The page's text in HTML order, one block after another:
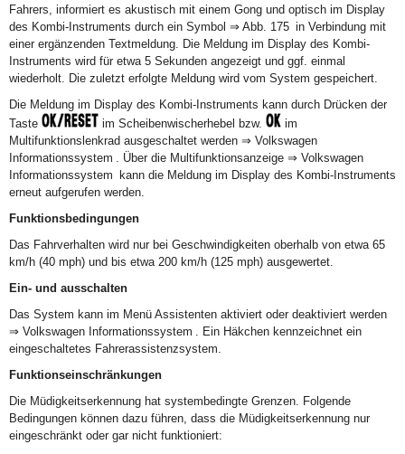
Fahrers, informiert es akustisch mit einem Gong und optisch im Display
des Kombi-Instruments durch ein Symbol ⇒ Abb. 175 in Verbindung mit
einer ergänzenden Textmeldung. Die Meldung im Display des Kombi-
Instruments wird für etwa 5 Sekunden angezeigt und ggf. einmal
wiederholt. Die zuletzt erfolgte Meldung wird vom System gespeichert.
Die Meldung im Display des Kombi-Instruments kann durch Drücken der
Taste
im Scheibenwischerhebel bzw.
im
Multifunktionslenkrad ausgeschaltet werden ⇒ Volkswagen
Informationssystem . Über die Multifunktionsanzeige ⇒ Volkswagen
Informationssystem kann die Meldung im Display des Kombi-Instruments
erneut aufgerufen werden.
Funktionsbedingungen
Das Fahrverhalten wird nur bei Geschwindigkeiten oberhalb von etwa 65
km/h (40 mph) und bis etwa 200 km/h (125 mph) ausgewertet.
Ein- und ausschalten
Das System kann im Menü Assistenten aktiviert oder deaktiviert werden
⇒ Volkswagen Informationssystem . Ein Häkchen kennzeichnet ein
eingeschaltetes Fahrerassistenzsystem.
Funktionseinschränkungen
Die Müdigkeitserkennung hat systembedingte Grenzen. Folgende
Bedingungen können dazu führen, dass die Müdigkeitserkennung nur
eingeschränkt oder gar nicht funktioniert: